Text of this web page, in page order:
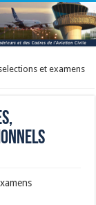
et examens